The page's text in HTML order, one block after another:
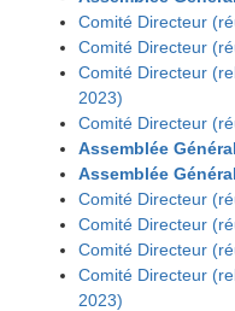
Comité Directeur
Comité Directeur
Comité Directeur
2023)
Comité Directeur
Assemblée
Assemblée
Comité Directeur
Comité Directeur
Comité Directeur
Comité Directeur
2023)